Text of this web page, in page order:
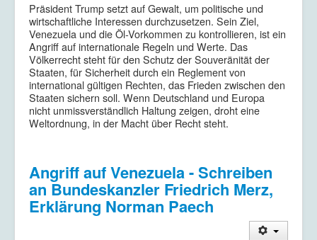
Präsident Trump setzt auf Gewalt, um politische und
wirtschaftliche Interessen durchzusetzen. Sein Ziel,
Venezuela und die Öl-Vorkommen zu kontrollieren, ist ein
Angriff auf internationale Regeln und Werte. Das
Völkerrecht steht für den Schutz der Souveränität der
Staaten, für Sicherheit durch ein Reglement von
international gültigen Rechten, das Frieden zwischen den
Staaten sichern soll. Wenn Deutschland und Europa
nicht unmissverständlich Haltung zeigen, droht eine
Weltordnung, in der Macht über Recht steht.
Angriff auf Venezuela - Schreiben
an Bundeskanzler Friedrich Merz,
Erklärung Norman Paech